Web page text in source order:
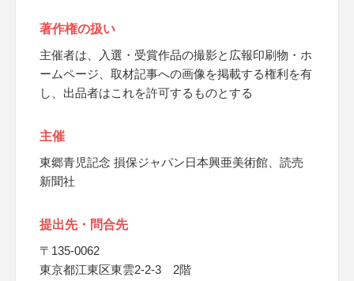
著作権の扱い
主催者は、入選・受賞作品の撮影と広報印刷物・ホ
ームページ、取材記事への画像を掲載する権利を有
し、出品者はこれを許可するものとする
主催
東郷青児記念 損保ジャパン日本興亜美術館、読売
新聞社
提出先・問合先
〒135-0062
東京都江東区東雲2-2-3 2階